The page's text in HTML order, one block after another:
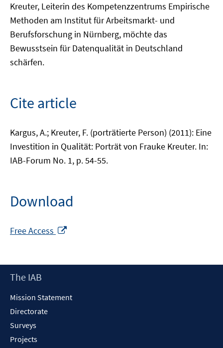
Kreuter, Leiterin des Kompetenzzentrums Empirische
Methoden am Institut für Arbeitsmarkt- und
Berufsforschung in Nürnberg, möchte das
Bewusstsein für Datenqualität in Deutschland
schärfen.
Cite article
Kargus, A.; Kreuter, F. (porträtierte Person) (2011): Eine
Investition in Qualität: Porträt von Frauke Kreuter. In:
IAB-Forum No. 1, p. 54-55.
Download
Free Access
new
Footer
The IAB
Mission Statement
Directorate
Surveys
Projects